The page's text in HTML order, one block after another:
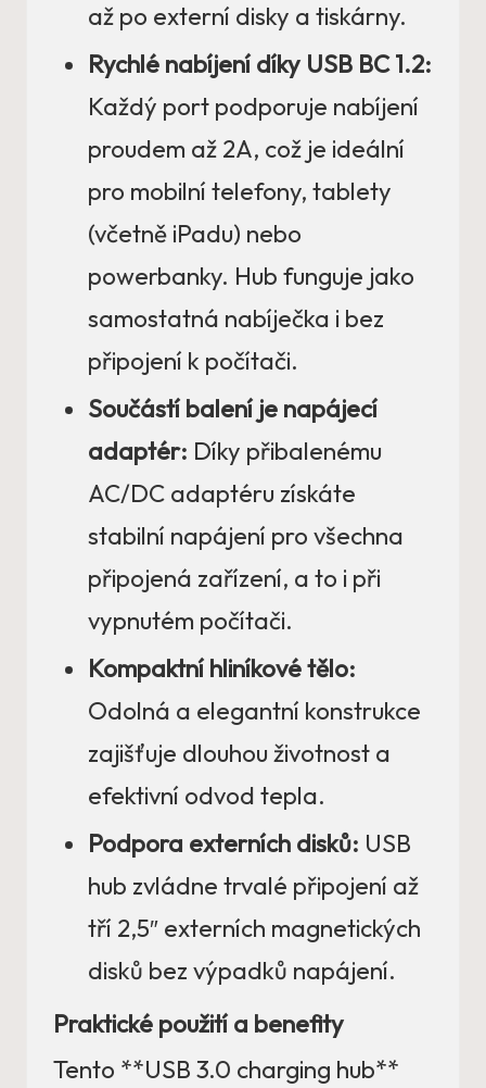
až po externí disky a tiskárny.
Rychlé nabíjení díky USB BC 1.2:
Každý port podporuje nabíjení
proudem až 2A, což je ideální
pro mobilní telefony, tablety
(včetně iPadu) nebo
powerbanky. Hub funguje jako
samostatná nabíječka i bez
připojení k počítači.
Součástí balení je napájecí
adaptér: Díky přibalenému
AC/DC adaptéru získáte
stabilní napájení pro všechna
připojená zařízení, a to i při
vypnutém počítači.
Kompaktní hliníkové tělo:
Odolná a elegantní konstrukce
zajišťuje dlouhou životnost a
efektivní odvod tepla.
Podpora externích disků: USB
hub zvládne trvalé připojení až
tří 2,5″ externích magnetických
disků bez výpadků napájení.
Praktické použití a benefity
Tento **USB 3.0 charging hub**